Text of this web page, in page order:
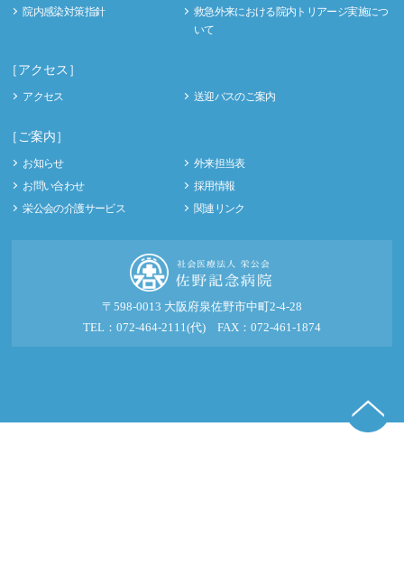
院内感染対策指針
救急外来における院内トリアージ実施につ
いて
［アクセス］
アクセス 送迎バスのご案内
［ご案内］
お知らせ
外来担当表
お問い合わせ
採用情報
栄公会の介護サービス
関連リンク
〒598-0013 大阪府泉佐野市中町2-4-28
TEL：072-464-2111(代) FAX：072-461-1874